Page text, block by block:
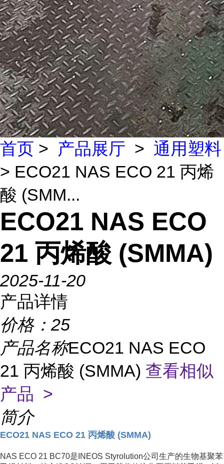
首页 > 产品展厅 > 通用塑料
> ECO21 NAS ECO 21 丙烯
酸 (SMM...
ECO21 NAS ECO
21 丙烯酸 (SMMA)
2025-11-20
产品详情
价格： 25
产品名称ECO21 NAS ECO
21 丙烯酸 (SMMA) 查看相似
产品 >
简介
ECO21 NAS ECO 21 丙烯酸 (SMMA)
NAS ECO 21 BC70是 INEOS Styrolution公司生产的生物基聚苯